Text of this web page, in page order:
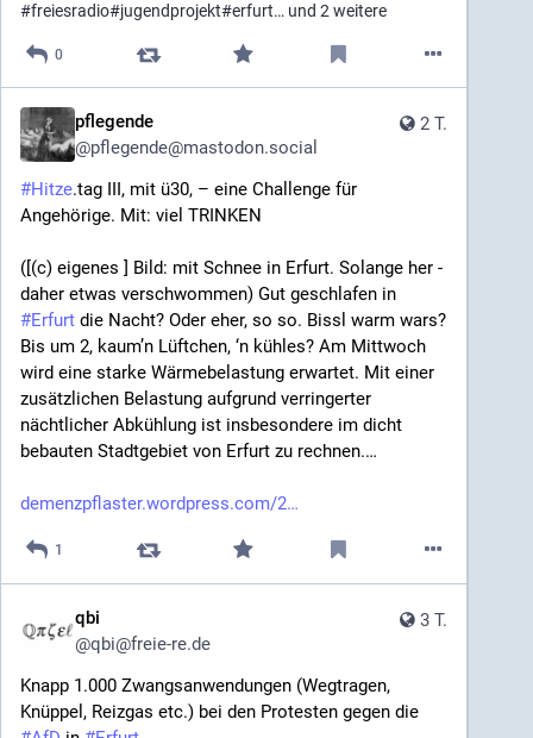
#freiesradio#jugendprojekt#erfurt… und 2 weitere
0
2 T.
pflegende
@pflegende@mastodon.social
#Hitze.tag III, mit ü30, – eine Challenge für
Angehörige. Mit: viel TRINKEN
([(c) eigenes ] Bild: mit Schnee in Erfurt. Solange her -
#Erfurt die Nacht? Oder eher, so so. Bissl warm wars?
Bis um 2, kaum’n Lüftchen, ‘n kühles? Am Mittwoch
wird eine starke Wärmebelastung erwartet. Mit einer
zusätzlichen Belastung aufgrund verringerter
nächtlicher Abkühlung ist insbesondere im dicht
bebauten Stadtgebiet von Erfurt zu rechnen.…
demenzpflaster.wordpress.com/2
1
3 T.
qbi
@qbi@freie-re.de
Knapp 1.000 Zwangsanwendungen (Wegtragen,